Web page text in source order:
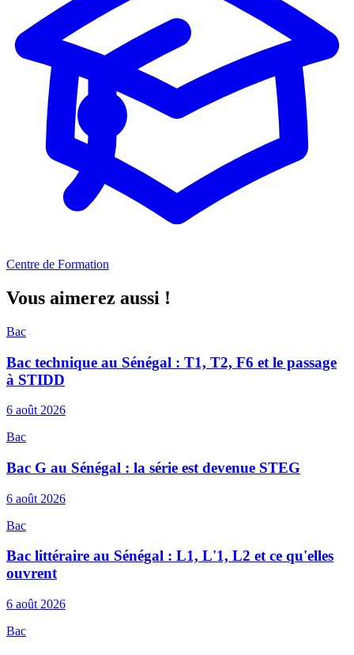
Centre de Formation
Vous aimerez aussi !
Bac
Bac technique au Sénégal : T1, T2, F6 et le passage
à STIDD
6 août 2026
Bac
Bac G au Sénégal : la série est devenue STEG
6 août 2026
Bac
Bac littéraire au Sénégal : L1, L'1, L2 et ce qu'elles
ouvrent
6 août 2026
Bac